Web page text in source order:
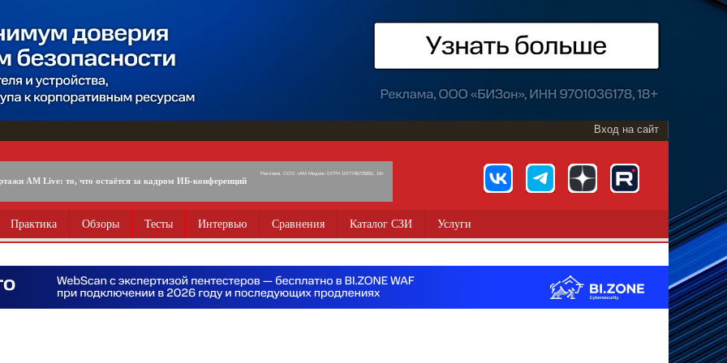
Вход на сайт
AM Live: то, что остаётся за кадром ИБ-конференций
Реклама. ООО «АМ Медиа» ОГРН 1077746725891, 18+
Практика Обзоры Тесты Интервью Сравнения Каталог СЗИ Услуги